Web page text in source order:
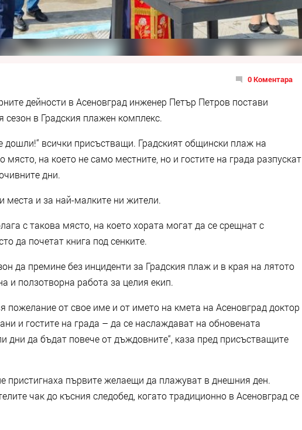
0 Коментара
дейности в Асеновград инженер Петър Петров постави
в Градския плажен комплекс.
дошли!“ всички присъстващи. Градският общински плаж на
място, на което не само местните, но и гостите на града разпускат
дни.
места и за най-малките ни жители.
с такова място, на което хората могат да се срещнат с
да почетат книга под сенките.
да премине без инциденти за Градския плаж и в края на лятото
и ползотворна работа за целия екип.
пожелание от свое име и от името на кмета на Асеновград доктор
и гостите на града – да се наслаждават на обновената
дни да бъдат повече от дъждовните“, каза пред присъстващите
пристигнаха първите желаещи да плажуват в днешния ден.
чак до късния следобед, когато традиционно в Асеновград се